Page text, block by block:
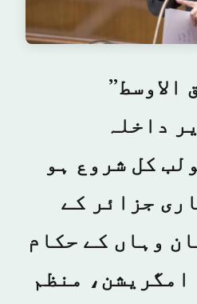
الاوسط”
داخلہ
کل شروع ہو
جزائر کے
وہاں کے حکام
امگریشن، منظم